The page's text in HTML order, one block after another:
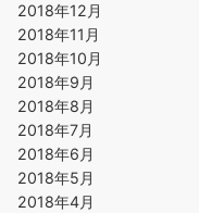
2018年12月
2018年11月
2018年10月
2018年9月
2018年8月
2018年7月
2018年6月
2018年5月
2018年4月